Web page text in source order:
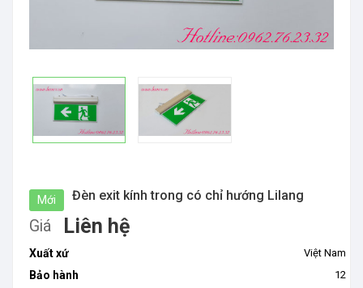
Mới Đèn exit kính trong có chỉ hướng Lilang
Giá Liên hệ
Xuất xứ Việt Nam
Bảo hành 12